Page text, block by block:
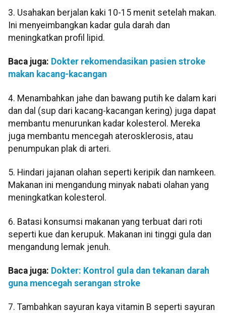
3. Usahakan berjalan kaki 10-15 menit setelah makan.
Ini menyeimbangkan kadar gula darah dan
meningkatkan profil lipid.
Baca juga: Dokter rekomendasikan pasien stroke
makan kacang-kacangan
4. Menambahkan jahe dan bawang putih ke dalam kari
dan dal (sup dari kacang-kacangan kering) juga dapat
membantu menurunkan kadar kolesterol. Mereka
juga membantu mencegah aterosklerosis, atau
penumpukan plak di arteri.
5. Hindari jajanan olahan seperti keripik dan namkeen.
Makanan ini mengandung minyak nabati olahan yang
meningkatkan kolesterol.
6. Batasi konsumsi makanan yang terbuat dari roti
seperti kue dan kerupuk. Makanan ini tinggi gula dan
mengandung lemak jenuh.
Baca juga: Dokter: Kontrol gula dan tekanan darah
guna mencegah serangan stroke
7. Tambahkan sayuran kaya vitamin B seperti sayuran